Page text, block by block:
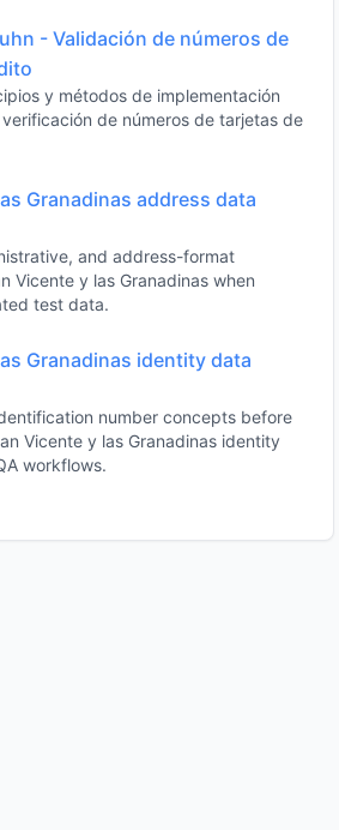
- Validación de números de
y métodos de implementación
de números de tarjetas de
Granadinas address data
and address-format
Vicente y las Granadinas when
test data.
Granadinas identity data
number concepts before
Vicente y las Granadinas identity
workflows.